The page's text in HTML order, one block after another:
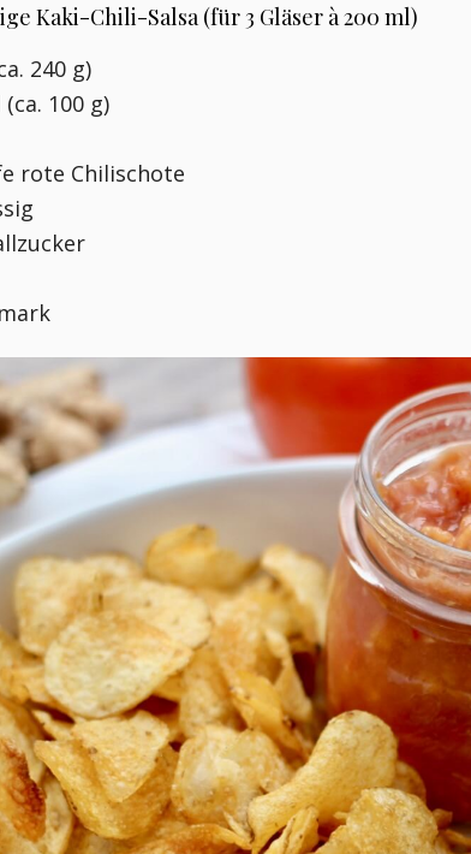
Kaki-Chili-Salsa (für 3 Gläser à 200 ml)
240 g)
100 g)
rote Chilischote